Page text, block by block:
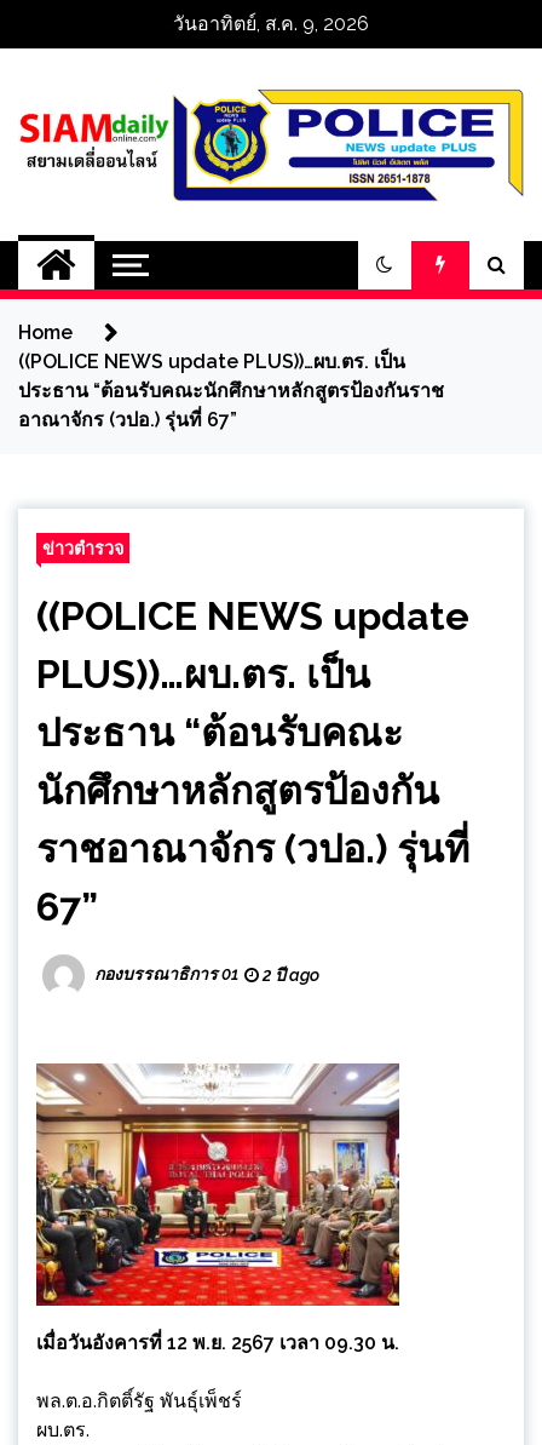
วันอาทิตย์, ส.ค. 9, 2026
สยามเดลี่ออนไลน์
SiamDailyOnline
Home
((POLICE NEWS update PLUS))…ผบ.ตร. เป็น
ประธาน “ต้อนรับคณะนักศึกษาหลักสูตรป้องกันราช
อาณาจักร (วปอ.) รุ่นที่ 67”
ข่าวตำรวจ
((POLICE NEWS update
PLUS))…ผบ.ตร. เป็น
ประธาน “ต้อนรับคณะ
นักศึกษาหลักสูตรป้องกัน
ราชอาณาจักร (วปอ.) รุ่นที่
67”
กองบรรณาธิการ 01 2 ปี ago
เมื่อวันอังคารที่ 12 พ.ย. 2567 เวลา 09.30 น.
พล.ต.อ.กิตติ์รัฐ พันธุ์เพ็ชร์
ผบ.ตร.